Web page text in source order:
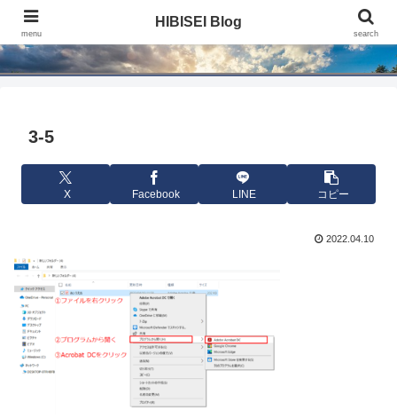
HIBISEI Blog
3-5
X Facebook LINE コピー
2022.04.10
menu
HIBISEI Blog
search